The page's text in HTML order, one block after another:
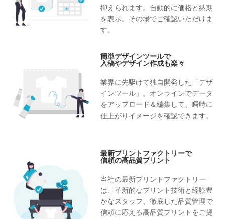
抑えられます。自動的に価格と納期
を表示。その場でご確認いただけま
す。
簡単デザインツールで
入稿やデザイン作成も楽々
業界に先駆けて独自開発した「デザ
インツール」。オンラインでデータ
をアップロード＆編集して、瞬時に
仕上がりイメージを確認できます。
最新プリントファクトリーで
信頼の高品質プリント
当社の最新プリントファクトリー
は、革新的なプリント技術と経験豊
かなスタッフ、徹底した品質管理で
信頼に応える高品質プリントをご提